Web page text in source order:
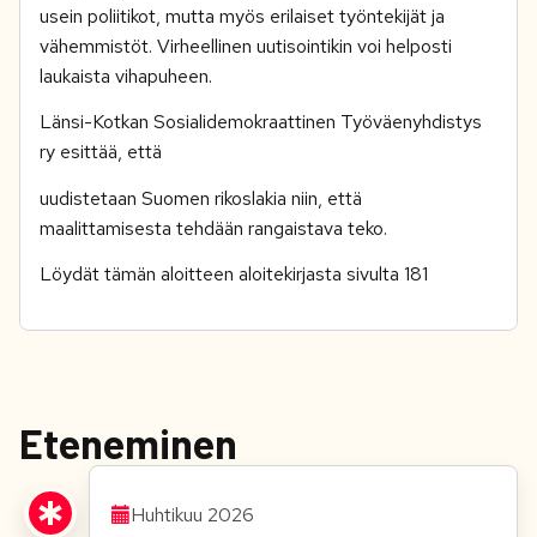
usein poliitikot, mutta myös erilaiset työntekijät ja
vähemmistöt. Virheellinen uutisointikin voi helposti
laukaista vihapuheen.
Länsi-Kotkan Sosialidemokraattinen Työväenyhdistys
ry esittää, että
uudistetaan Suomen rikoslakia niin, että
maalittamisesta tehdään rangaistava teko.
Löydät tämän aloitteen aloitekirjasta sivulta 181
Eteneminen
Huhtikuu 2026